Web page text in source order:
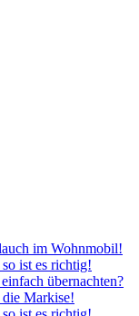
im Wohnmobil!
ist es richtig!
übernachten?
Markise!